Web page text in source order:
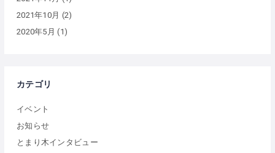
2021年10月 (2)
2020年5月 (1)
カテゴリ
イベント
お知らせ
とまり木インタビュー